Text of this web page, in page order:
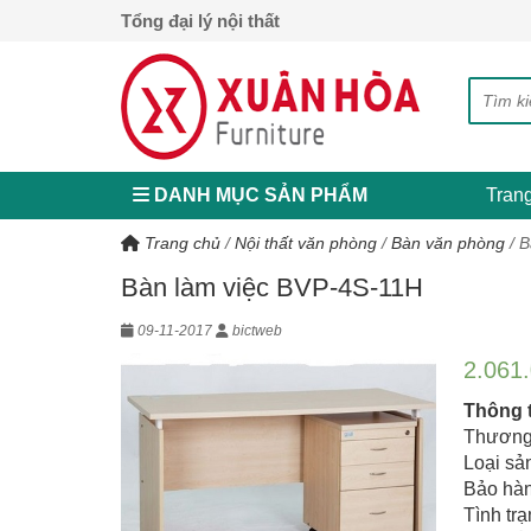
Tổng đại lý nội thất
DANH MỤC SẢN PHẨM
Trang chủ /Nội thất văn phòng /Bàn văn phòng /
Bàn làm việc BVP-4S-11H
09-11-2017 bictweb
Thông
Loại
Bảo
Tình